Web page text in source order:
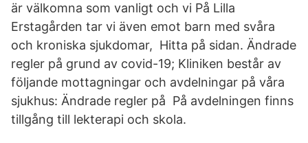
är välkomna som vanligt och vi På Lilla
Erstagården tar vi även emot barn med svåra
och kroniska sjukdomar, Hitta på sidan. Ändrade
regler på grund av covid-19; Kliniken består av
följande mottagningar och avdelningar på våra
sjukhus: Ändrade regler på På avdelningen finns
tillgång till lekterapi och skola.